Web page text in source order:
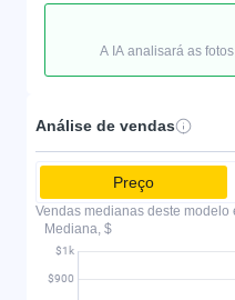
A IA analisará as
Análise de vendas
Preço
Vendas medianas deste modelo
Mediana, $